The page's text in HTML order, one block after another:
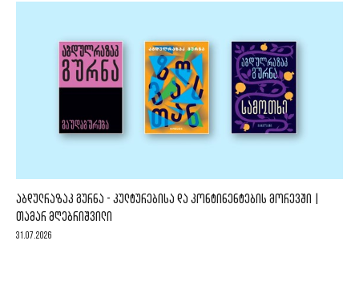
ᲐᲑᲓᲣᲚᲠᲐᲖᲐᲙ ᲒᲣᲠᲜᲐ - ᲙᲣᲚᲢᲣᲠᲔᲑᲘᲡᲐ ᲓᲐ ᲙᲝᲜᲢᲘᲜᲔᲜᲢᲔᲑᲘᲡ ᲛᲝᲠᲔᲕᲨᲘ |
ᲗᲐᲛᲐᲠ ᲛᲦᲔᲑᲠᲘᲨᲕᲘᲚᲘ
31.07.2026